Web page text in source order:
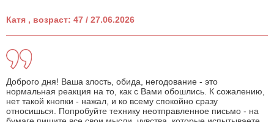
Катя , возраст: 47 / 27.06.2026
Доброго дня! Ваша злость, обида, негодование - это
нормальная реакция на то, как с Вами обошлись. К сожалению,
нет такой кнопки - нажал, и ко всему спокойно сразу
относишься. Попробуйте технику неотправленное письмо - на